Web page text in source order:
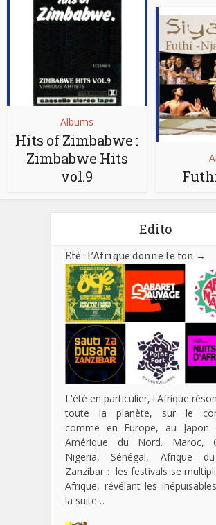
Albums
Hits of Zimbabwe :
Zimbabwe Hits
vol.9
Edito
Eté : l’Afrique donne le ton →
L'été en particulier, l'Afrique
toute la planète, sur le
comme en Europe, au Japon
Amérique du Nord. Maroc,
Nigeria, Sénégal, Afrique
Zanzibar : les festivals se
Afrique, révélant les
la suite…